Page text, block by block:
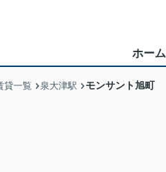
ホーム
貸一覧 泉大津駅 モンサント旭町